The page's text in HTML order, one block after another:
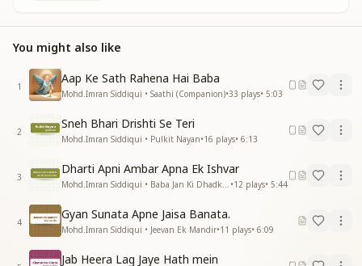
स्वच्छ बनेगा भारत पावन होगा भारत
स्वच्छ बनेगा भारत पावन होगा भारत
राजयोग के द्वारा
अध्यात्म का ले सहारा
ओ बापू ओ बापू
ओ बापू ओ बापू
सपना ओ तुम्हारा
हो रहा साकार है विश्व बापू द्वारा
ओ बापू ओ बापू
दैवी संस्कृती का हो उजियारा
सबमे परस्पर प्रेम होगा भाईचारा
सुंदर होगा कल सुखमय जल स्थल
You might also like
1
Aap Ke Sath Rahena Hai Baba
Mohd.Imran Siddiqui • Saathi (Companion)•33 plays• 5:03
2
Sneh Bhari Drishti Se Teri
Mohd.Imran Siddiqui • Pulkit Nayan•16 plays• 6:13
3
Dharti Apni Ambar Apna Ek Ishvar
•12 plays• 5:44
4
Gyan Sunata Apne Jaisa Banata.
Mohd.Imran Siddiqui • Jeevan Ek Mandir•11 plays• 6:09
Jab Heera Lag Jaye Hath mein